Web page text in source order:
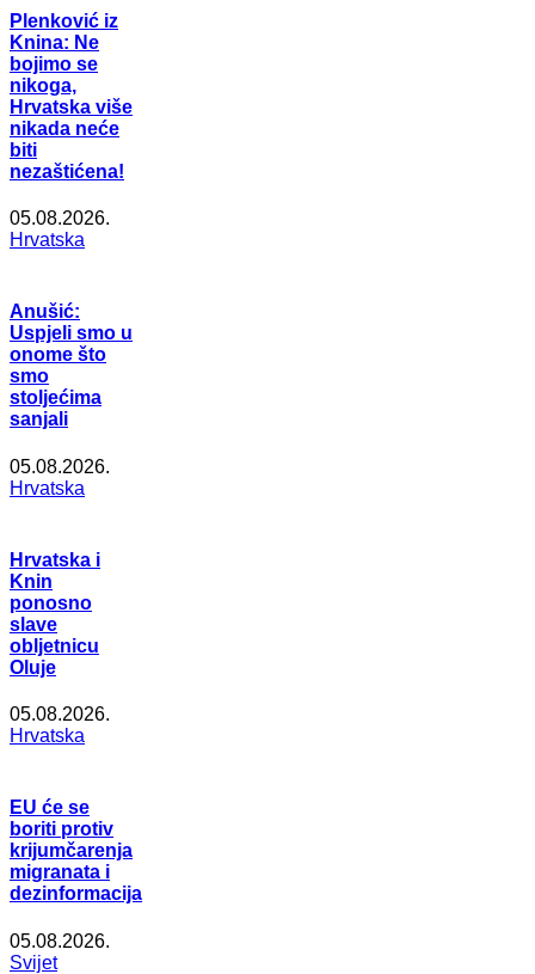
Plenković iz
Knina: Ne
bojimo se
nikoga,
Hrvatska više
nikada neće
biti
nezaštićena!
05.08.2026.
Hrvatska
Anušić:
Uspjeli smo u
onome što
smo
stoljećima
sanjali
05.08.2026.
Hrvatska
Hrvatska i
Knin
ponosno
slave
obljetnicu
Oluje
05.08.2026.
Hrvatska
EU će se
boriti protiv
krijumčarenja
migranata i
dezinformacija
05.08.2026.
Svijet